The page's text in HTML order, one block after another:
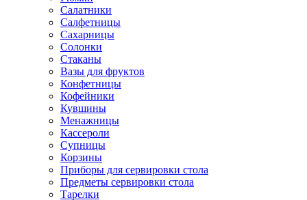
Салатники
Салфетницы
Сахарницы
Солонки
Стаканы
Вазы для фруктов
Конфетницы
Кофейники
Кувшины
Менажницы
Кассероли
Супницы
Корзины
Приборы для сервировки стола
Предметы сервировки стола
Тарелки